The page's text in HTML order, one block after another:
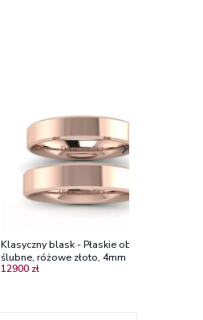
Klasyczny blask - Płaskie obrączki
ślubne, różowe złoto, 4mm
12900 zł